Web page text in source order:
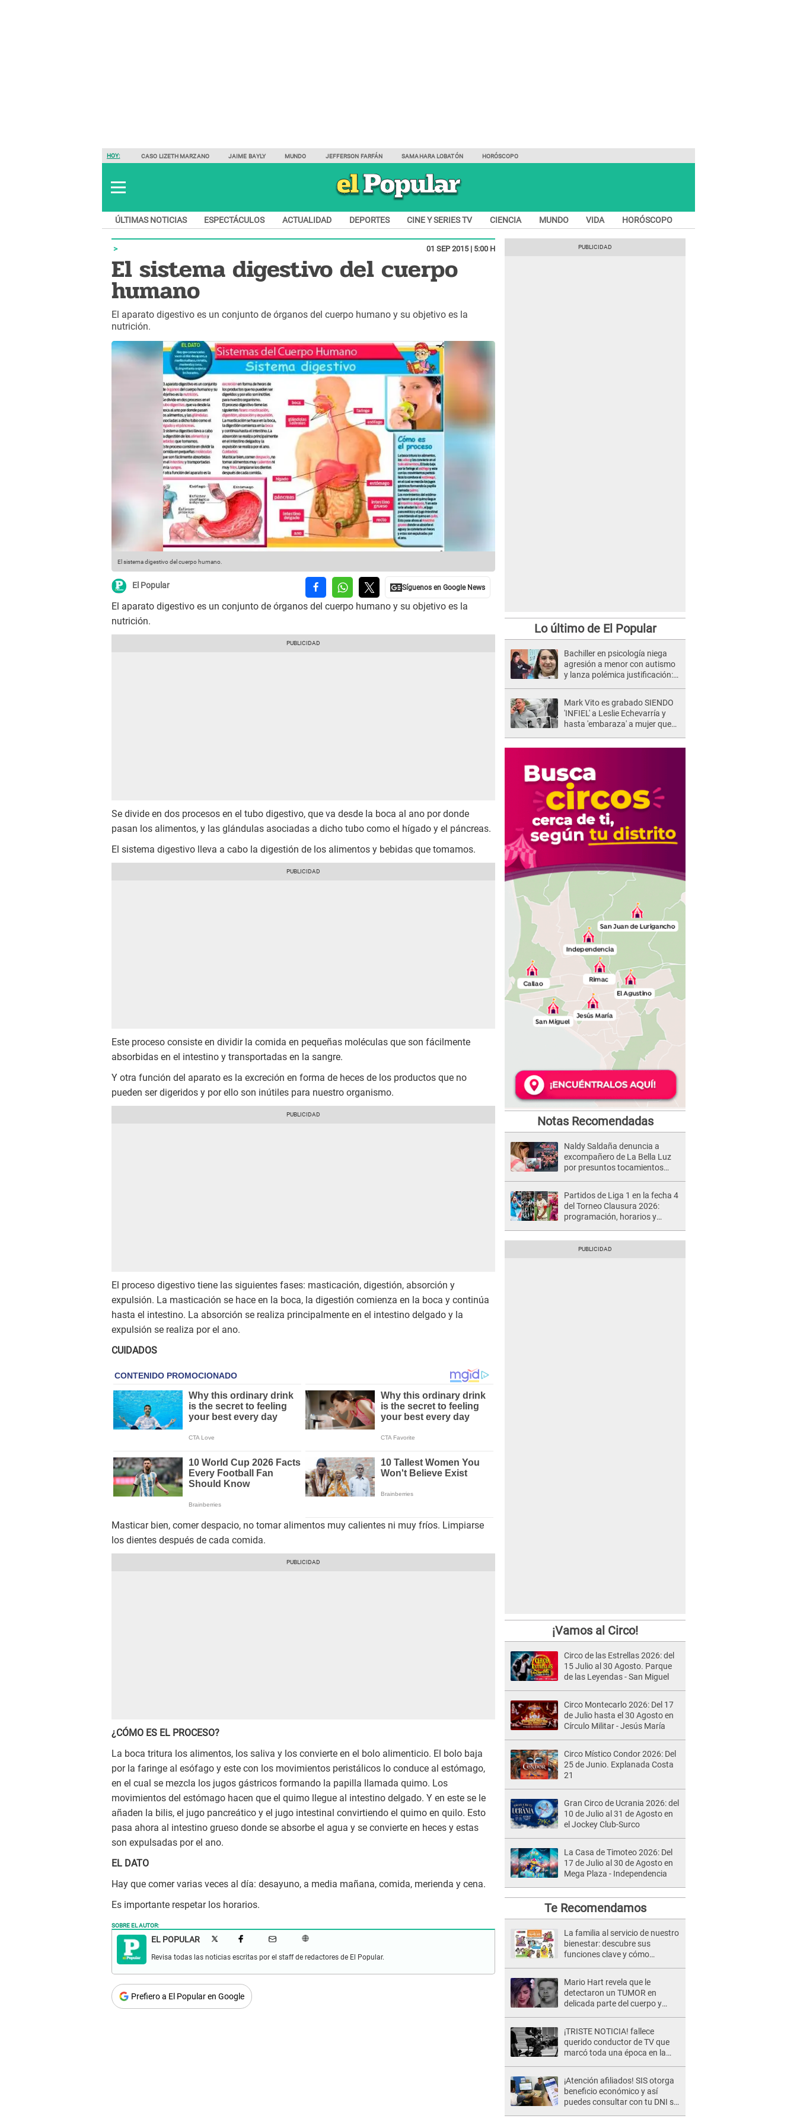
HOY: CASO LIZETH MARZANO JAIME BAYLY MUNDO JEFFERSON FARFÁN SAMAHARA LOBATÓN HORÓSCOPO
ÚLTIMAS NOTICIAS ESPECTÁCULOS ACTUALIDAD DEPORTES CINE Y SERIES TV CIENCIA MUNDO VIDA HORÓSCOPO
01 SEP 2015 | 5:00 H
El sistema digestivo del cuerpo
humano
El aparato digestivo es un conjunto de órganos del cuerpo humano y su objetivo es la
nutrición.
El sistema digestivo del cuerpo humano.
El Popular
El aparato digestivo es un conjunto de órganos del cuerpo humano y su objetivo es la
nutrición.
Se divide en dos procesos en el tubo digestivo, que va desde la boca al ano por donde
pasan los alimentos, y las glándulas asociadas a dicho tubo como el hígado y el páncreas.
El sistema digestivo lleva a cabo la digestión de los alimentos y bebidas que tomamos.
Este proceso consiste en dividir la comida en pequeñas moléculas que son fácilmente
absorbidas en el intestino y transportadas en la sangre.
Y otra función del aparato es la excreción en forma de heces de los productos que no
pueden ser digeridos y por ello son inútiles para nuestro organismo.
El proceso digestivo tiene las siguientes fases: masticación, digestión, absorción y
expulsión. La masticación se hace en la boca, la digestión comienza en la boca y continúa
hasta el intestino. La absorción se realiza principalmente en el intestino delgado y la
expulsión se realiza por el ano.
CUIDADOS
Masticar bien, comer despacio, no tomar alimentos muy calientes ni muy fríos. Limpiarse
los dientes después de cada comida.
¿CÓMO ES EL PROCESO?
La boca tritura los alimentos, los saliva y los convierte en el bolo alimenticio. El bolo baja
por la faringe al esófago y este con los movimientos peristálicos lo conduce al estómago,
en el cual se mezcla los jugos gástricos formando la papilla llamada quimo. Los
movimientos del estómago hacen que el quimo llegue al intestino delgado. Y en este se le
añaden la bilis, el jugo pancreático y el jugo intestinal convirtiendo el quimo en quilo. Esto
pasa ahora al intestino grueso donde se absorbe el agua y se convierte en heces y estas
son expulsadas por el ano.
EL DATO
Hay que comer varias veces al día: desayuno, a media mañana, comida, merienda y cena.
Es importante respetar los horarios.
SOBRE EL AUTOR:
EL POPULAR
Revisa todas las noticias escritas por el staff de redactores de El Popular.
Prefiero a El Popular en Google
Lo último de El Popular
Bachiller en psicología niega
agresión a menor con autismo
y lanza polémica justificación:
Mark Vito es grabado SIENDO
'INFIEL' a Leslie Echevarría y
hasta 'embaraza' a mujer que
Notas Recomendadas
Naldy Saldaña denuncia a
excompañero de La Bella Luz
por presuntos tocamientos
Partidos de Liga 1 en la fecha 4
del Torneo Clausura 2026:
programación, horarios y
¡Vamos al Circo!
Circo de las Estrellas 2026: del
15 Julio al 30 Agosto. Parque
de las Leyendas - San Miguel
Circo Montecarlo 2026: Del 17
de Julio hasta el 30 Agosto en
Círculo Militar - Jesús María
Circo Místico Condor 2026: Del
25 de Junio. Explanada Costa
21
Gran Circo de Ucrania 2026: del
10 de Julio al 31 de Agosto en
el Jockey Club-Surco
La Casa de Timoteo 2026: Del
17 de Julio al 30 de Agosto en
Mega Plaza - Independencia
Te Recomendamos
La familia al servicio de nuestro
bienestar: descubre sus
funciones clave y cómo
Mario Hart revela que le
detectaron un TUMOR en
delicada parte del cuerpo y
¡TRISTE NOTICIA! fallece
querido conductor de TV que
marcó toda una época en la
¡Atención afiliados! SIS otorga
beneficio económico y así
puedes consultar con tu DNI si